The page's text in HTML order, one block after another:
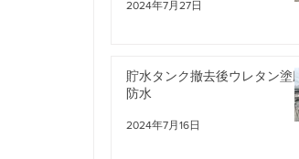
2024年7月27日
貯水タンク撤去後ウレタン塗膜
防水
2024年7月16日